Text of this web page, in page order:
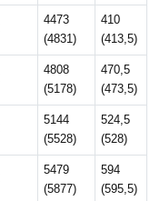
4473
(4831)
410
(413,5)
4808
(5178)
470,5
(473,5)
5144
(5528)
524,5
(528)
5479
(5877)
594
(595,5)